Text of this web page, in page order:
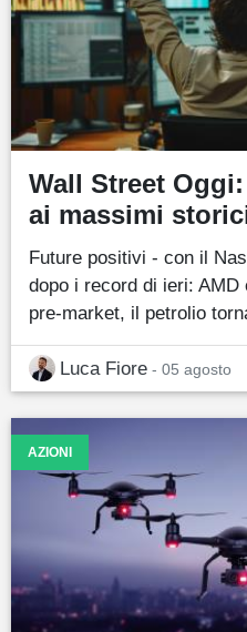
Wall Street
ai massimi
Future positivi - con il
dopo i record di ieri: AMD
pre-market, il petrolio
Luca Fiore - 05 agosto
AZIONI